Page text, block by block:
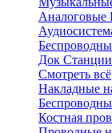
Аналоговые
Док Станции
Смотреть всё
Накладные
Костная